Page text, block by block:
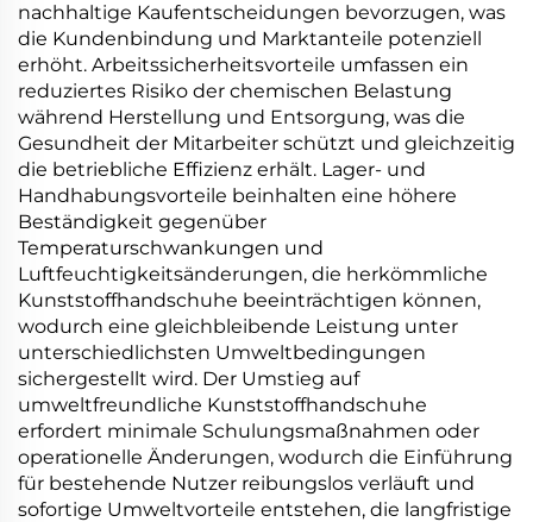
nachhaltige Kaufentscheidungen bevorzugen, was
die Kundenbindung und Marktanteile potenziell
erhöht. Arbeitssicherheitsvorteile umfassen ein
reduziertes Risiko der chemischen Belastung
während Herstellung und Entsorgung, was die
Gesundheit der Mitarbeiter schützt und gleichzeitig
die betriebliche Effizienz erhält. Lager- und
Handhabungsvorteile beinhalten eine höhere
Beständigkeit gegenüber
Temperaturschwankungen und
Luftfeuchtigkeitsänderungen, die herkömmliche
Kunststoffhandschuhe beeinträchtigen können,
wodurch eine gleichbleibende Leistung unter
unterschiedlichsten Umweltbedingungen
sichergestellt wird. Der Umstieg auf
umweltfreundliche Kunststoffhandschuhe
erfordert minimale Schulungsmaßnahmen oder
operationelle Änderungen, wodurch die Einführung
für bestehende Nutzer reibungslos verläuft und
sofortige Umweltvorteile entstehen, die langfristige